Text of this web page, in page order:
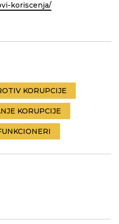
koriscenja/
KORUPCIJE
KORUPCIJE